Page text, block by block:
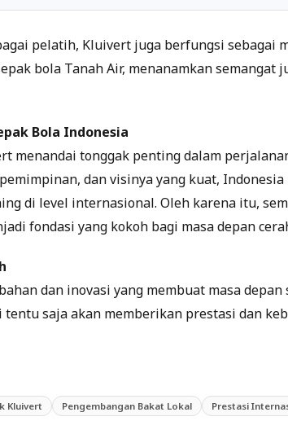
pelatih, Kluivert juga berfungsi sebagai
bola Tanah Air, menanamkan semangat
Bola Indonesia
menandai tonggak penting dalam
dan visinya yang kuat,
di level internasional. Oleh karena itu,
fondasi yang kokoh bagi masa depan
dan inovasi yang membuat masa
saja akan memberikan prestasi dan
Kluivert Pengembangan Bakat Lokal Prestasi